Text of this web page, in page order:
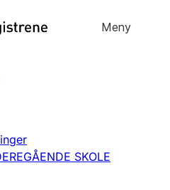
til
Meny
SKOLE